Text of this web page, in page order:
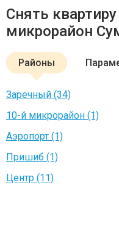
Снять
микрорайон
Районы
Заречный (34)
10-й микрорайон (1)
Аэропорт (1)
Пришиб (1)
Центр (11)